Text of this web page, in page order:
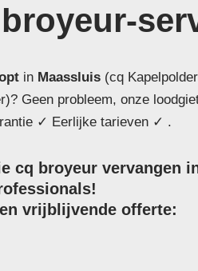
in Maassluis (cq
Geen probleem, onze
✓ Eerlijke tarieven ✓ .
cq broyeur vervangen
vrijblijvende offerte: